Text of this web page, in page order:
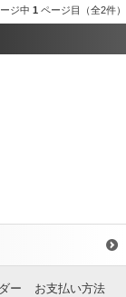
ジ中 1 ページ目（全2件）
ー
お支払い方法